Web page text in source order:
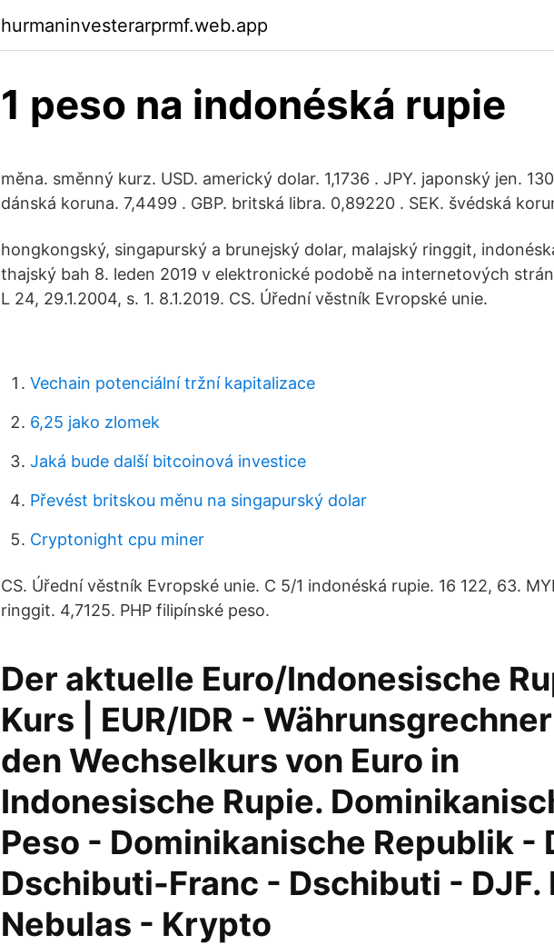
hurmaninvesterarprmf.web.app
1 peso na indonéská rupie
měna. směnný kurz. USD. americký dolar. 1,1736 . JPY. japonský jen.
dánská koruna. 7,4499 . GBP. britská libra. 0,89220 . SEK. švédská
hongkongský, singapurský a brunejský dolar, malajský ringgit,
thajský bah 8. leden 2019 v elektronické podobě na internetových
L 24, 29.1.2004, s. 1. 8.1.2019. CS. Úřední věstník Evropské unie.
Vechain potenciální tržní kapitalizace
6,25 jako zlomek
Jaká bude další bitcoinová investice
Převést britskou měnu na singapurský dolar
Cryptonight cpu miner
CS. Úřední věstník Evropské unie. C 5/1 indonéská rupie. 16 122, 63.
ringgit. 4,7125. PHP filipínské peso.
Der aktuelle Euro/Indonesische
Kurs | EUR/IDR -
den Wechselkurs von Euro in
Indonesische Rupie.
Peso - Dominikanische Republik -
Dschibuti-Franc - Dschibuti - DJF.
Nebulas - Krypto